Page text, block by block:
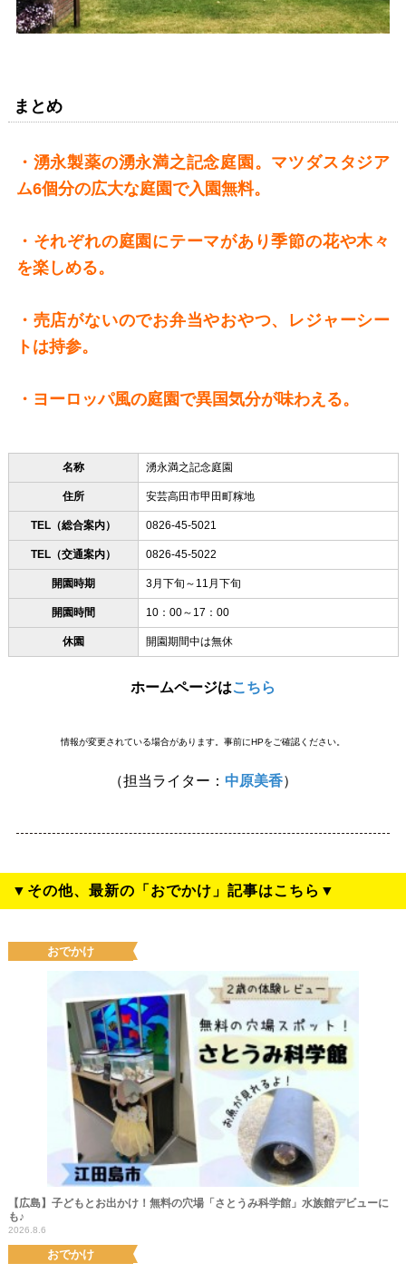
まとめ
・湧永製薬の湧永満之記念庭園。マツダスタジア
ム6個分の広大な庭園で入園無料。
・それぞれの庭園にテーマがあり季節の花や木々
を楽しめる。
・売店がないのでお弁当やおやつ、レジャーシー
トは持参。
・ヨーロッパ風の庭園で異国気分が味わえる。
名称 湧永満之記念庭園
住所 安芸高田市甲田町糘地
TEL（総合案内） 0826-45-5021
TEL（交通案内） 0826-45-5022
開園時期 3月下旬～11月下旬
開園時間 10：00～17：00
休園 開園期間中は無休
ホームページはこちら
情報が変更されている場合があります。事前にHPをご確認ください。
（担当ライター： 中原美香）
▼その他、最新の「おでかけ」記事はこちら▼
おでかけ
【広島】子どもとお出かけ！無料の穴場「さとうみ科学館」水族館デビューに
も♪
2026.8.6
おでかけ